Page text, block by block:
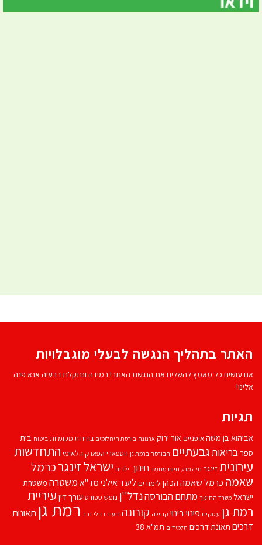
האתר בתהליך הנגשה לבעלי מוגבלויות
אנו עושים כל מאמץ להשלים את הנגשת האתר! במידה ונתקלת בבעיה אנא פנה
אלינו!
תגיות
אביהוא בן משהאופניים אור ירוק ארנונה בורסת היהלומים בחירות מקומיות ביטוח בית
ספרבריאותגבעתיים הבורסה ברמת גן הספארי הפארק הלאומי התחדשות
עירוניתזינגר חיה מנע חיות מחמד חינוך ילדים ישראל זינגרכרמל
שאמה כרמל שאמה הכהן לימודים ליעד אילנימד''אמשטרה משטרת
ישראל משרד החינוך מתחם הבורסהנדל''ן נופש ספורט עורך דין עיריית
רמת גן עסקים פינוי בינוי קהילה קורונה רועי ברזילי רכב רמת גן תאונות
דרכים תאונת דרכים תלמידים תמ"א 38